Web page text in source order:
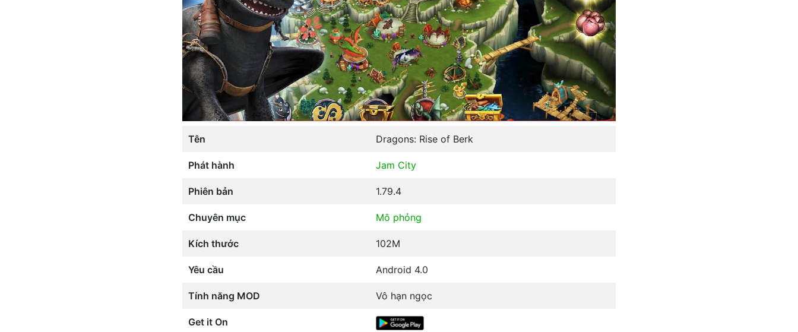
Tên Dragons: Rise of Berk
Phát hành Jam City
Phiên bản 1.79.4
Chuyên mục Mô phỏng
Kích thước 102M
Yêu cầu Android 4.0
Tính năng MOD Vô hạn ngọc
Get it On